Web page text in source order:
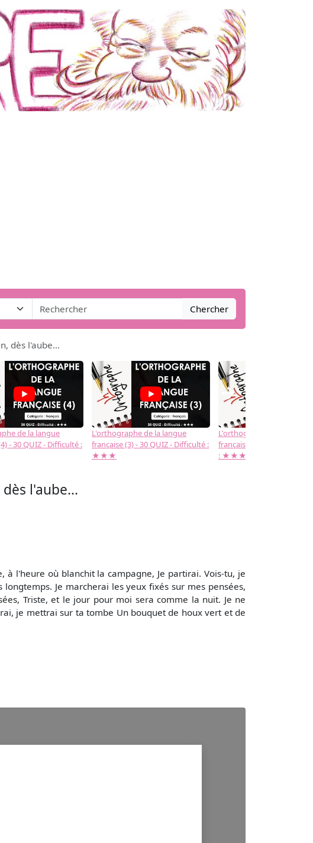
Chercher
dès l'aube...
de la langue
- 30 QUIZ - Difficulté :
L'orthographe de la langue
française (3) - 30 QUIZ - Difficulté :
★★★
L'orthographe de la langue
française (2) -( 20 QUIZ -
: ★★★
→
l'aube...
à l'heure où blanchit la campagne, Je partirai. Vois-tu, je
Je marcherai les yeux fixés sur mes pensées,
Triste, et le jour pour moi sera comme la nuit. Je ne
je mettrai sur ta tombe Un bouquet de houx vert et de